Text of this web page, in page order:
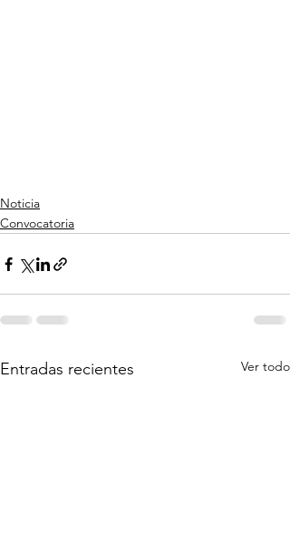
Noticia
Convocatoria
Entradas recientes Ver todo